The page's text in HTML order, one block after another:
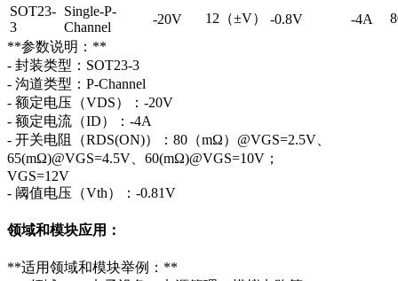
SOT23-
3
Single-P-
Channel
-20V 12（±V） -0.8V -4A
**参数说明：**
- 封装类型：SOT23-3
- 沟道类型：P-Channel
- 额定电压（VDS）：-20V
- 额定电流（ID）：-4A
- 开关电阻（RDS(ON)）：80（mΩ）@VGS=2.5V、
65(mΩ)@VGS=4.5V、60(mΩ)@VGS=10V；
VGS=12V
- 阈值电压（Vth）：-0.81V
领域和模块应用：
**适用领域和模块举例：**